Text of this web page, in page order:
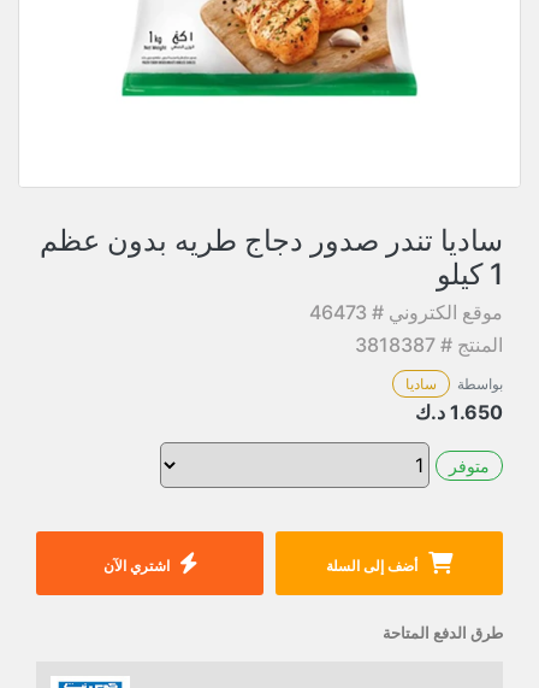
ساديا تندر صدور دجاج طريه بدون عظم
1 كيلو
موقع الكتروني # 46473
المنتج # 3818387
بواسطة ساديا
1.650 د.ك
متوفر
أضف إلى السلة اشتري الآن
طرق الدفع المتاحة